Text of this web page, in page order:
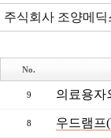
주식회사 조양메딕
No.
9 의료용자
8 우드램프